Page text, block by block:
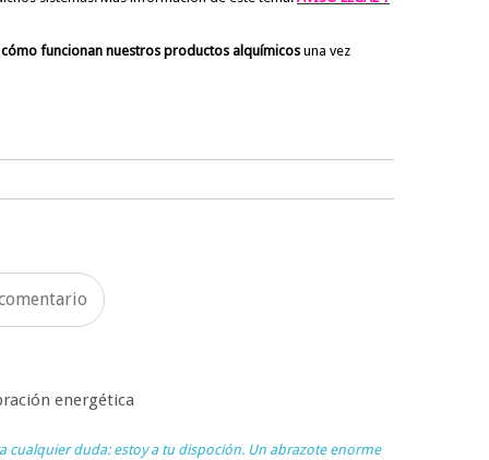
funcionan nuestros productos alquímicosuna vez
energética
cualquier duda: estoy a tu dispoción. Un abrazote enorme